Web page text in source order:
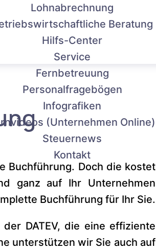
Lohnabrechnung
Beratung
Hilfs-Center
Service
Fernbetreuung
Personalfragebögen
Infografiken
(Unternehmen Online)
Steuernews
Kontakt
Buchführung. Doch die kostet
ganz auf Ihr Unternehmen
Buchführung für Ihr Sie.
DATEV, die eine effiziente
unterstützen wir Sie auch auf
script>